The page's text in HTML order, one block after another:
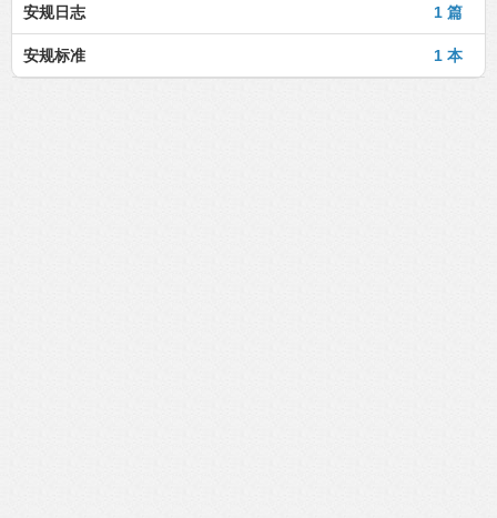
1 篇
安规日志
1 本
安规标准